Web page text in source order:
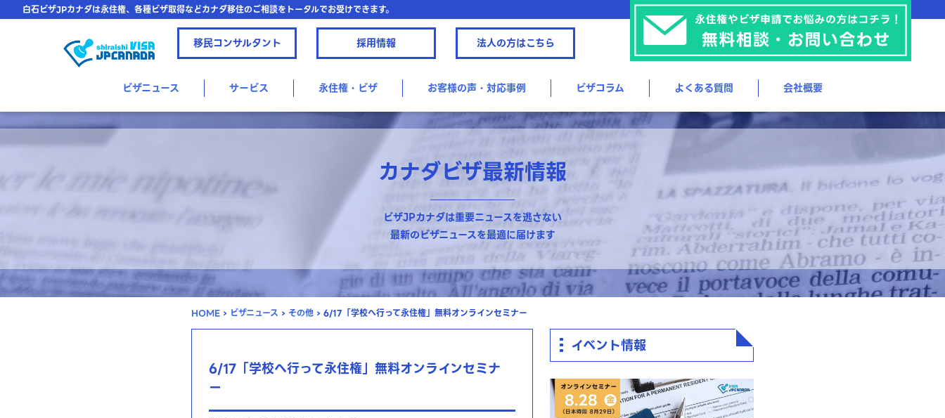
白石ビザJPカナダは永住権、各種ビザ取得などカナダ移住のご相談をトータルでお受けできます。
移民コンサルタント 採用情報 法人の方はこちら
ビザニュース サービス 永住権・ビザ お客様の声・対応事例 ビザコラム よくある質問 会社概要
カナダビザ最新情報
ビザJPカナダは重要ニュースを逃さない
最新のビザニュースを最適に届けます
HOME › ビザニュース › その他 › 6/17「学校へ行って永住権」無料オンラインセミナー
6/17「学校へ行って永住権」無料オンラインセミナ
ー
イベント情報